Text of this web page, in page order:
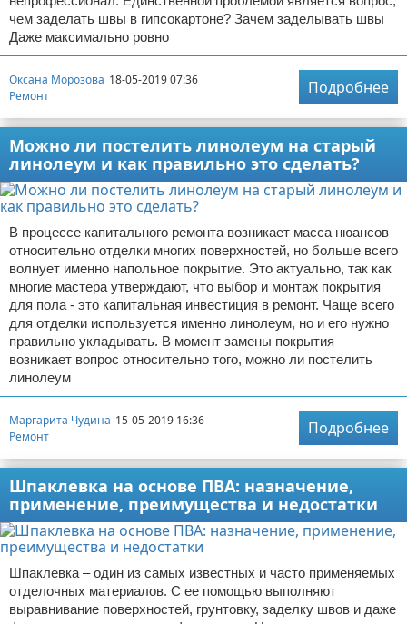
чем заделать швы в гипсокартоне? Зачем заделывать швы
Даже максимально ровно
Оксана Морозова 18-05-2019 07:36
Ремонт
Подробнее
Можно ли постелить линолеум на старый
линолеум и как правильно это сделать?
В процессе капитального ремонта возникает масса нюансов
относительно отделки многих поверхностей, но больше всего
волнует именно напольное покрытие. Это актуально, так как
многие мастера утверждают, что выбор и монтаж покрытия
для пола - это капитальная инвестиция в ремонт. Чаще всего
для отделки используется именно линолеум, но и его нужно
правильно укладывать. В момент замены покрытия
возникает вопрос относительно того, можно ли постелить
линолеум
Маргарита Чудина 15-05-2019 16:36
Ремонт
Подробнее
Шпаклевка на основе ПВА: назначение,
применение, преимущества и недостатки
Шпаклевка – один из самых известных и часто применяемых
отделочных материалов. С ее помощью выполняют
выравнивание поверхностей, грунтовку, заделку швов и даже